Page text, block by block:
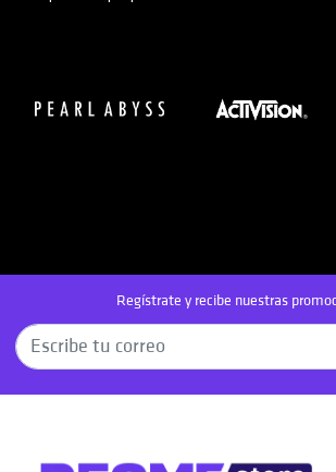
Regístrate y recibe nuestras